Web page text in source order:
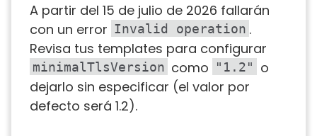
A partir del 15 de julio de 2026 fallarán
con un error Invalid operation .
Revisa tus templates para configurar
minimalTlsVersion como "1.2"
o
dejarlo sin especificar (el valor por
defecto será 1.2).